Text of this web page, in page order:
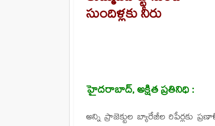
సుందిళ్లకు నీరు
హైదరాబాద్, అక్షిత ప్రతినిధి :
అన్ని ప్రాజెక్టుల బ్యారేజీల రిపేర్లకు